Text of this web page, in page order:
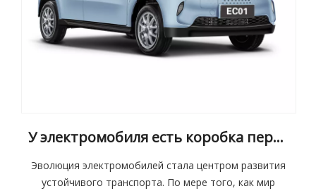
У электромобиля есть коробка передач?
Эволюция электромобилей стала центром развития
устойчивого транспорта. По мере того, как мир